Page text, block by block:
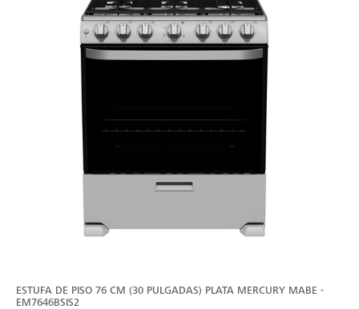
ESTUFA DE PISO 76 CM (30 PULGADAS) PLATA MERCURY MABE -
EM7646BSIS2